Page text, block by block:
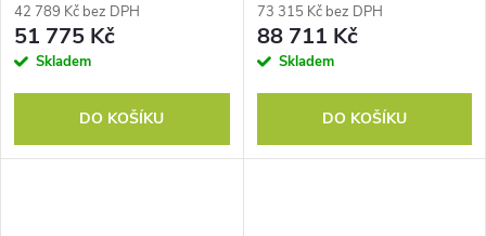
42 789 Kč bez DPH
51 775 Kč
Skladem
DO KOŠÍKU
73 315 Kč bez DPH
88 711 Kč
Skladem
DO KOŠÍKU